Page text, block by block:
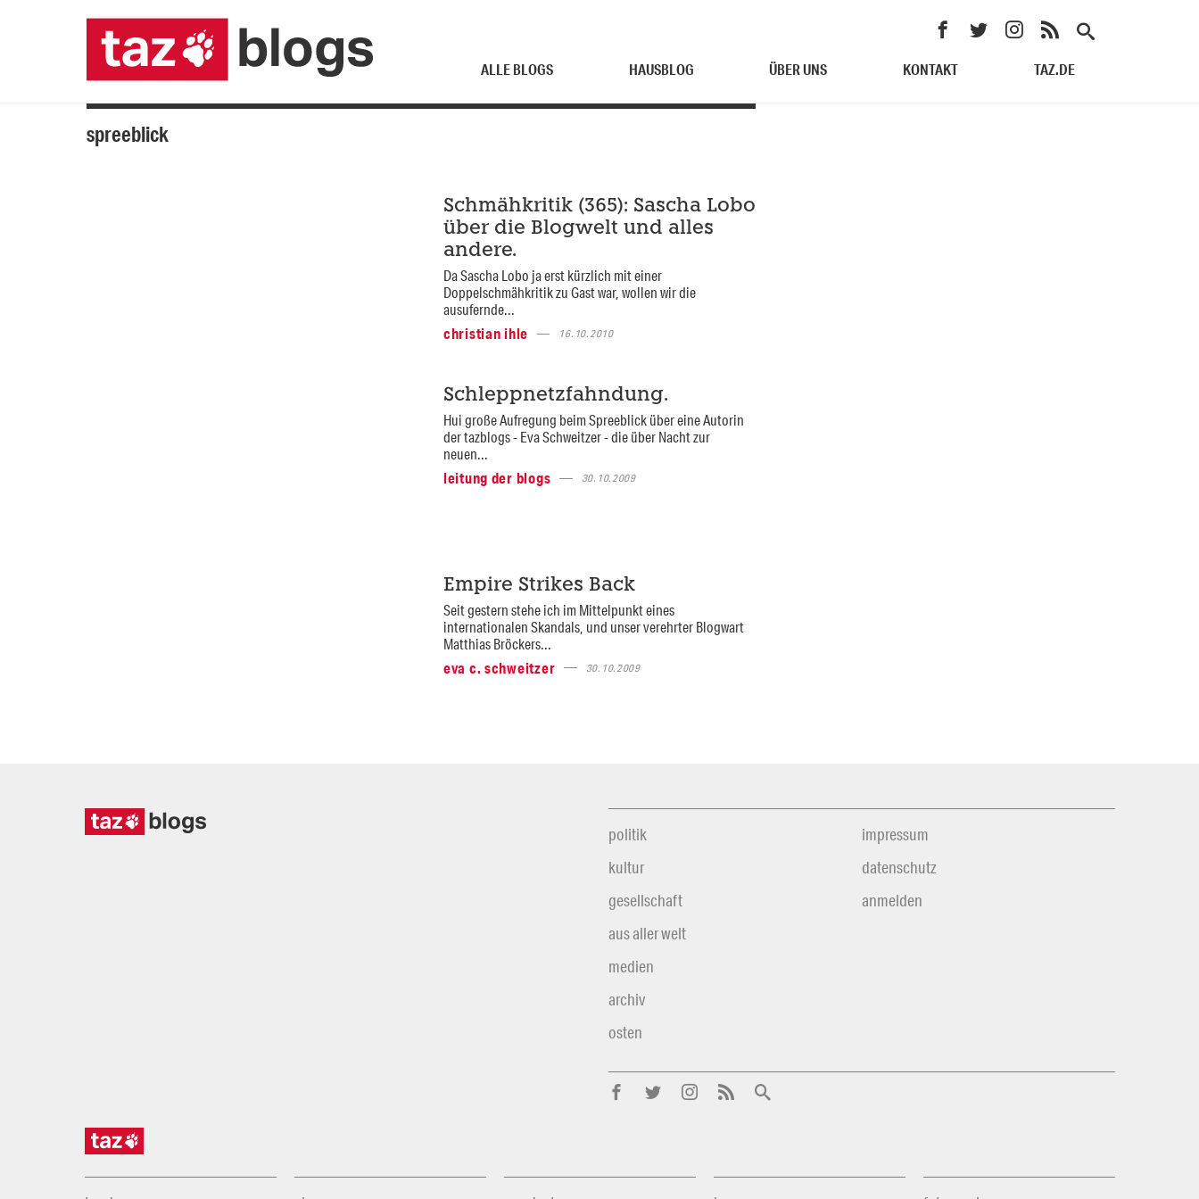
ALLE BLOGS HAUSBLOG ÜBER UNS KONTAKT TAZ.DE
spreeblick
Schmähkritik (365): Sascha Lobo
über die Blogwelt und alles
andere.
Da Sascha Lobo ja erst kürzlich mit einer
Doppelschmähkritik zu Gast war, wollen wir die
ausufernde...
christian ihle
16.10.2010
Schleppnetzfahndung.
Hui große Aufregung beim Spreeblick über eine Autorin
der tazblogs - Eva Schweitzer - die über Nacht zur
neuen...
leitung der blogs
30.10.2009
Empire Strikes Back
Seit gestern stehe ich im Mittelpunkt eines
internationalen Skandals, und unser verehrter Blogwart
Matthias Bröckers...
eva c. schweitzer
30.10.2009
politik
kultur
gesellschaft
aus aller welt
medien
archiv
osten
impressum
datenschutz
anmelden